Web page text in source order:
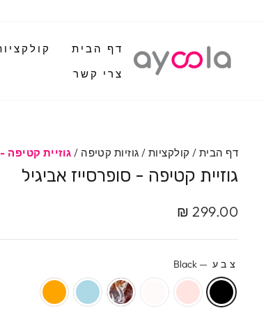
דף הבית
צרי קשר
דף הבית / קולקציות / גוזיות קטיפה / גוזיית קטיפה
גוזיית קטיפה - סופרסייז אביגיל
מחיר
299.00 ₪
צבע —
Black